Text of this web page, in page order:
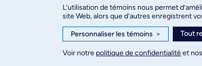
Conditions d’utilisation
Paramètres des témoins
© Université de Montréal, 2026. Tous droits réservés.
L’utilisation de témoins nous permet
site Web, alors que d’autres enregistrent
Personnaliser les témoins > Tout
Voir notre politique de confidentialitéet nos